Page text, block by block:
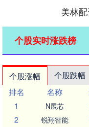
美林
个股实时涨跌榜
个股涨幅 个股跌幅
排名
名称
1
N展芯
2 锐翔智能